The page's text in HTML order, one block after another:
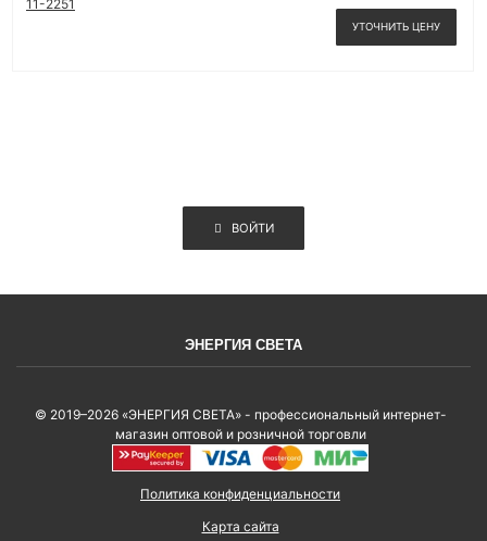
УТОЧНИТЬ ЦЕНУ
ВОЙТИ
ЭНЕРГИЯ СВЕТА
© 2019–2026 «ЭНЕРГИЯ СВЕТА» - профессиональный интернет-
магазин оптовой и розничной торговли
Политика конфиденциальности
Карта сайта